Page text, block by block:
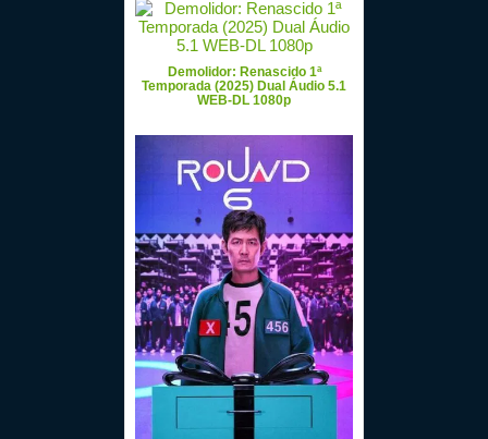
Demolidor: Renascido 1ª
Temporada (2025) Dual Áudio 5.1
WEB-DL 1080p